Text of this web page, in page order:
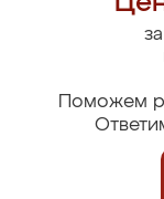
за
Поможем